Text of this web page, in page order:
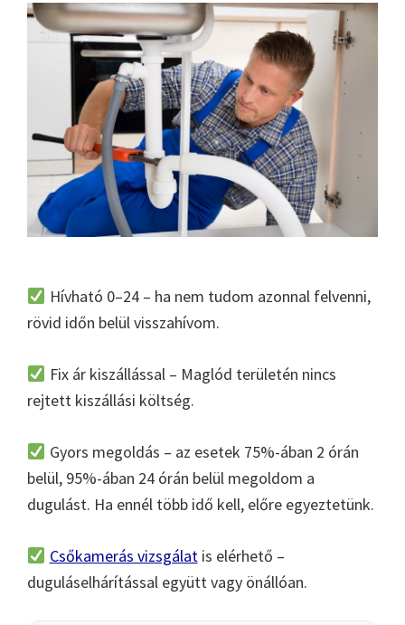
Hívható 0–24 – ha nem tudom azonnal felvenni,
rövid időn belül visszahívom.
Fix ár kiszállással – Maglód területén nincs
rejtett kiszállási költség.
Gyors megoldás – az esetek 75%-ában 2 órán
belül, 95%-ában 24 órán belül megoldom a
dugulást. Ha ennél több idő kell, előre egyeztetünk.
Csőkamerás vizsgálatis elérhető –
duguláselhárítással együtt vagy önállóan.